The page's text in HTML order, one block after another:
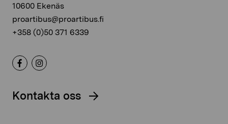
10600 Ekenäs
proartibus@proartibus.fi
+358 (0)50 371 6339
Kontakta oss